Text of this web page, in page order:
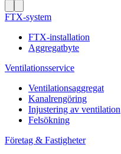
FTX-system
FTX-installation
Aggregatbyte
Ventilationsservice
Ventilationsaggregat
Kanalrengöring
Injustering av ventilation
Felsökning
Företag & Fastigheter